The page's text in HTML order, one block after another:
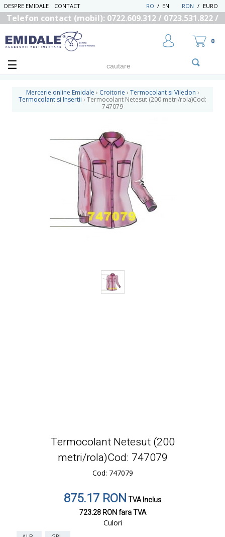
DESPRE EMIDALE CONTACT RON / EURO
EN
/
RO
Telefon contact (mobil): 0722.609.312 / 0723.531.822 /
0
Mercerie online Emidale › Croitorie › Termocolant si Viledon ›
Termocolant si Insertii › Termocolant Netesut (200 metri/rola)Cod:
747079
Termocolant Netesut (200
metri/rola)Cod: 747079
Cod: 747079
875.17 RONTVA Inclus
723.28 RONfara TVA
Culori